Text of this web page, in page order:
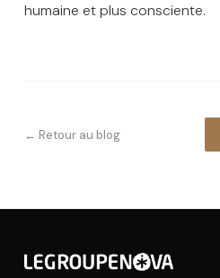
humaine et plus consciente.
← Retour au blog